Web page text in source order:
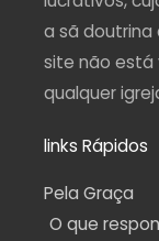
a sã doutrina
site não está
qualquer
links Rápidos
Pela Graça
O que